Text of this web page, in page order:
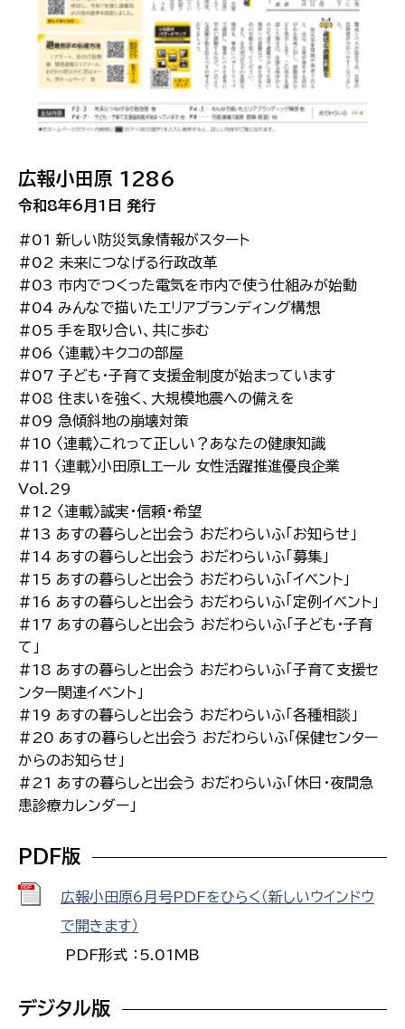
広報小田原 1286
令和8年6月1日 発行
#01 新しい防災気象情報がスタート
#02 未来につなげる行政改革
#03 市内でつくった電気を市内で使う仕組みが始動
#04 みんなで描いたエリアブランディング構想
#05 手を取り合い、共に歩む
#06 〈連載〉キクコの部屋
#07 子ども・子育て支援金制度が始まっています
#08 住まいを強く、大規模地震への備えを
#09 急傾斜地の崩壊対策
#10 〈連載〉これって正しい？あなたの健康知識
#11 〈連載〉小田原Lエール 女性活躍推進優良企業
Vol.29
#12 〈連載〉誠実・信頼・希望
#13 あすの暮らしと出会う おだわらいふ「お知らせ」
#14 あすの暮らしと出会う おだわらいふ「募集」
#15 あすの暮らしと出会う おだわらいふ「イベント」
#16 あすの暮らしと出会う おだわらいふ「定例イベント」
#17 あすの暮らしと出会う おだわらいふ「子ども・子育
て」
#18 あすの暮らしと出会う おだわらいふ「子育て支援セ
ンター関連イベント」
#19 あすの暮らしと出会う おだわらいふ「各種相談」
#20 あすの暮らしと出会う おだわらいふ「保健センター
からのお知らせ」
#21 あすの暮らしと出会う おだわらいふ「休日・夜間急
患診療カレンダー」
PDF版
広報小田原6月号PDFをひらく（新しいウインドウ
で開きます）
PDF形式 ：5.01MB
デジタル版